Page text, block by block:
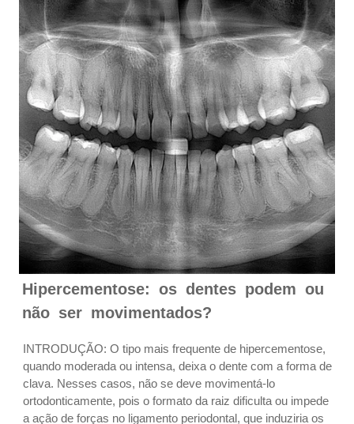
Hipercementose: os dentes podem ou
não ser movimentados?
INTRODUÇÃO: O tipo mais frequente de hipercementose,
quando moderada ou intensa, deixa o dente com a forma de
clava. Nesses casos, não se deve movimentá-lo
ortodonticamente, pois o formato da raiz dificulta ou impede
a ação de forças no ligamento periodontal, que induziria os